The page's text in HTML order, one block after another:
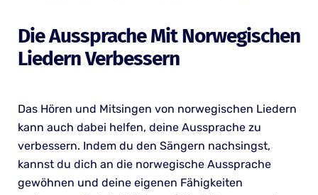
Die Aussprache Mit Norwegischen
Liedern Verbessern
Das Hören und Mitsingen von norwegischen Liedern
kann auch dabei helfen, deine Aussprache zu
verbessern. Indem du den Sängern nachsingst,
kannst du dich an die norwegische Aussprache
gewöhnen und deine eigenen Fähigkeiten